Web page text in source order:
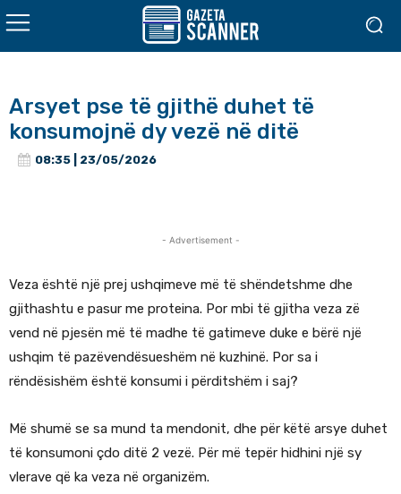
Arsyet pse të gjithë duhet të
konsumojnë dy vezë në ditë
08:35 | 23/05/2026
- Advertisement -
Veza është një prej ushqimeve më të shëndetshme dhe
gjithashtu e pasur me proteina. Por mbi të gjitha veza zë
vend në pjesën më të madhe të gatimeve duke e bërë një
ushqim të pazëvendësueshëm në kuzhinë. Por sa i
rëndësishëm është konsumi i përditshëm i saj?
Më shumë se sa mund ta mendonit, dhe për këtë arsye duhet
të konsumoni çdo ditë 2 vezë. Për më tepër hidhini një sy
vlerave që ka veza në organizëm.